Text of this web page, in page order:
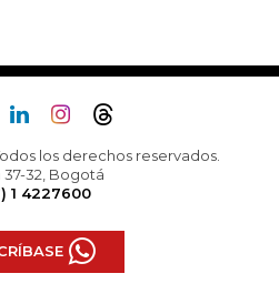
los derechos reservados.
37-32, Bogotá
1 4227600